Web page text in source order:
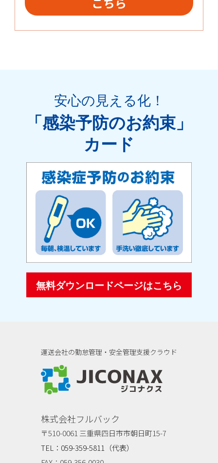
安心の見える化！
「感染予防のお約束」
カード
無料ダウンロードページはこちら
運送会社の勤怠管理・安全管理支援クラウド
株式会社フルバック
〒510-0061 三重県四日市市朝日町15-7
TEL：059-359-5811（代表）